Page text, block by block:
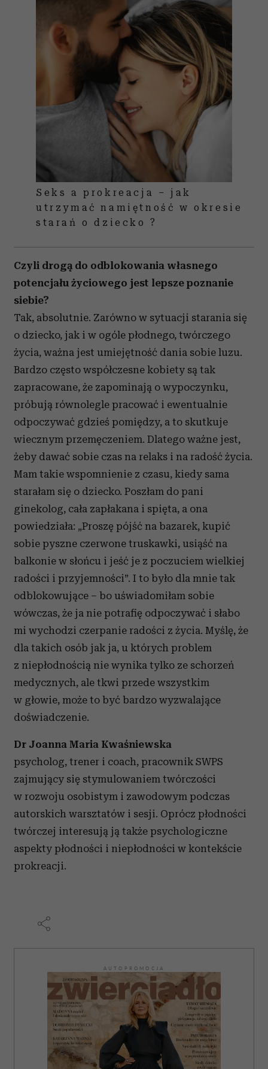
Seks a prokreacja – jak
utrzymać namiętność w okresie
starań o dziecko ?
Czyli drogą do odblokowania własnego
potencjału życiowego jest lepsze poznanie
siebie?
Tak, absolutnie. Zarówno w sytuacji starania się
o dziecko, jak i w ogóle płodnego, twórczego
życia, ważna jest umiejętność dania sobie luzu.
Bardzo często współczesne kobiety są tak
zapracowane, że zapominają o wypoczynku,
próbują równolegle pracować i ewentualnie
odpoczywać gdzieś pomiędzy, a to skutkuje
wiecznym przemęczeniem. Dlatego ważne jest,
żeby dawać sobie czas na relaks i na radość życia.
Mam takie wspomnienie z czasu, kiedy sama
starałam się o dziecko. Poszłam do pani
ginekolog, cała zapłakana i spięta, a ona
powiedziała: „Proszę pójść na bazarek, kupić
sobie pyszne czerwone truskawki, usiąść na
balkonie w słońcu i jeść je z poczuciem wielkiej
radości i przyjemności”. I to było dla mnie tak
odblokowujące – bo uświadomiłam sobie
wówczas, że ja nie potrafię odpoczywać i słabo
mi wychodzi czerpanie radości z życia. Myślę, że
dla takich osób jak ja, u których problem
z niepłodnością nie wynika tylko ze schorzeń
medycznych, ale tkwi przede wszystkim
w głowie, może to być bardzo wyzwalające
doświadczenie.
Dr Joanna Maria Kwaśniewska
psycholog, trener i coach, pracownik SWPS
zajmujący się stymulowaniem twórczości
w rozwoju osobistym i zawodowym podczas
autorskich warsztatów i sesji. Oprócz płodności
twórczej interesują ją także psychologiczne
aspekty płodności i niepłodności w kontekście
prokreacji.
AUTOPROMOCJA